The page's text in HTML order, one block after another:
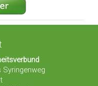
Syringenweg